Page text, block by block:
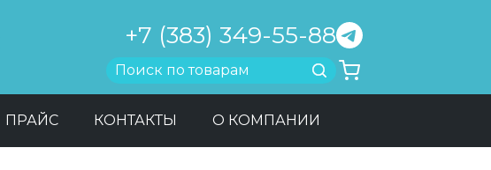
+7 (383) 349-55-88
Найти
ПРАЙС КОНТАКТЫ О КОМПАНИИ